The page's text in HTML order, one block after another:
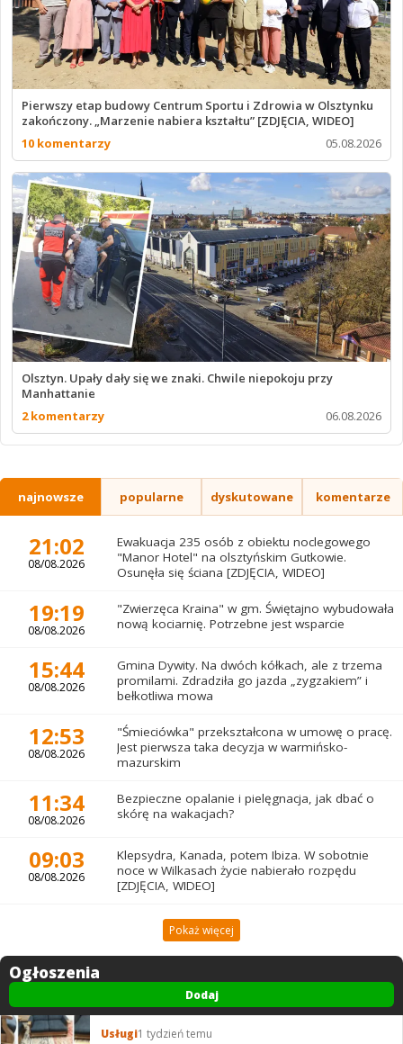
Pierwszy etap budowy Centrum Sportu i Zdrowia w Olsztynku
zakończony. „Marzenie nabiera kształtu” [ZDJĘCIA, WIDEO]
10 komentarzy
05.08.2026
Olsztyn. Upały dały się we znaki. Chwile niepokoju przy
Manhattanie
2 komentarzy
06.08.2026
najnowsze popularne dyskutowane komentarze
21:02
08/08.2026
Ewakuacja 235 osób z obiektu noclegowego
"Manor Hotel" na olsztyńskim Gutkowie.
Osunęła się ściana [ZDJĘCIA, WIDEO]
19:19
08/08.2026
"Zwierzęca Kraina" w gm. Świętajno wybudowała
nową kociarnię. Potrzebne jest wsparcie
15:44
08/08.2026
Gmina Dywity. Na dwóch kółkach, ale z trzema
promilami. Zdradziła go jazda „zygzakiem” i
bełkotliwa mowa
12:53
08/08.2026
"Śmieciówka" przekształcona w umowę o pracę.
Jest pierwsza taka decyzja w warmińsko-
mazurskim
11:34
08/08.2026
Bezpieczne opalanie i pielęgnacja, jak dbać o
skórę na wakacjach?
09:03
08/08.2026
Klepsydra, Kanada, potem Ibiza. W sobotnie
noce w Wilkasach życie nabierało rozpędu
[ZDJĘCIA, WIDEO]
Pokaż więcej
Ogłoszenia
Dodaj
Usługi1 tydzień temu